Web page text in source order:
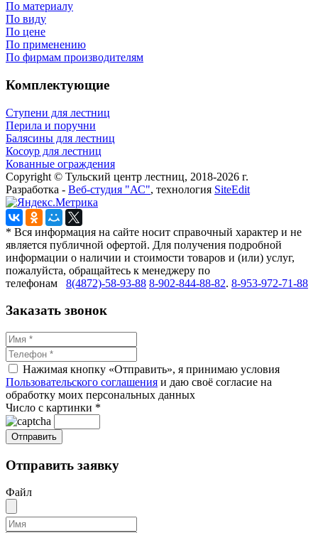
По материалу
По виду
По цене
По применению
По фирмам производителям
Комплектующие
Ступени для лестниц
Перила и поручни
Балясины для лестниц
Косоур для лестниц
Кованные ограждения
Copyright © Тульский центр лестниц, 2018-2026 г.
Разработка - Веб-студия "АС", технология SiteEdit
* Вся информация на сайте носит справочный характер и не
является публичной офертой. Для получения подробной
информации о наличии и стоимости товаров и (или) услуг,
пожалуйста, обращайтесь к менеджеру по
телефонам 8(4872)-58-93-88 8-902-844-88-82. 8-953-972-71-88
Заказать звонок
Нажимая кнопку «Отправить», я принимаю условия
Пользовательского соглашения и даю своё согласие на
обработку моих персональных данных
Число с картинки *
Отправить заявку
Файл